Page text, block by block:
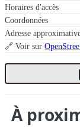
Horaires d'accès
Coordonnées
Adresse
🔗 Voir sur
À